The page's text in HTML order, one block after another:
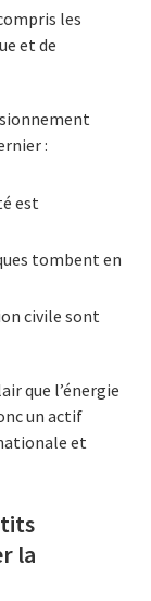
les
et de
:
est
tombent en
civile sont
que l’énergie
un actif
et
la